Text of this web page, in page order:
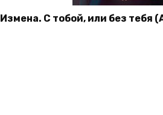
Измена. С тобой, или без тебя